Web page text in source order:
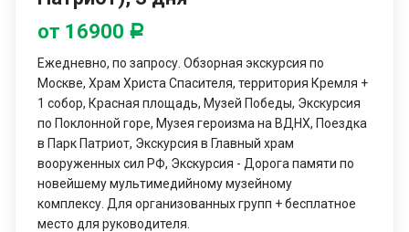
от 16900 Р
Ежедневно, по запросу. Обзорная экскурсия по
Москве, Храм Христа Спасителя, территория Кремля +
1 собор, Красная площадь, Музей Победы, Экскурсия
по Поклонной горе, Музея героизма на ВДНХ, Поездка
в Парк Патриот, Экскурсия в Главный храм
вооруженных сил РФ, Экскурсия - Дорога памяти по
новейшему мультимедийному музейному
комплексу. Для организованных групп + бесплатное
место для руководителя.